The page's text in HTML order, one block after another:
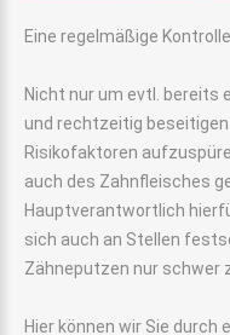
Eine regelmäßige
Nicht nur um evtl. bereits
und rechtzeitig beseitigen
Risikofaktoren
auch des Zahnfleisches
Hauptverantwortlich
sich auch an Stellen
Zähneputzen nur schwer
Hier können wir Sie durch